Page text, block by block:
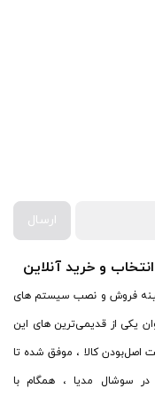
ارسال
و خرید آنلاین
۲۰ سال سابقه در زمینه فروش و نصب سیستم های
یکی از قدیمی‌ترین های این
اصل‌بودن کالا ، موفق شده تا
سوشال مدیا ، همگام با